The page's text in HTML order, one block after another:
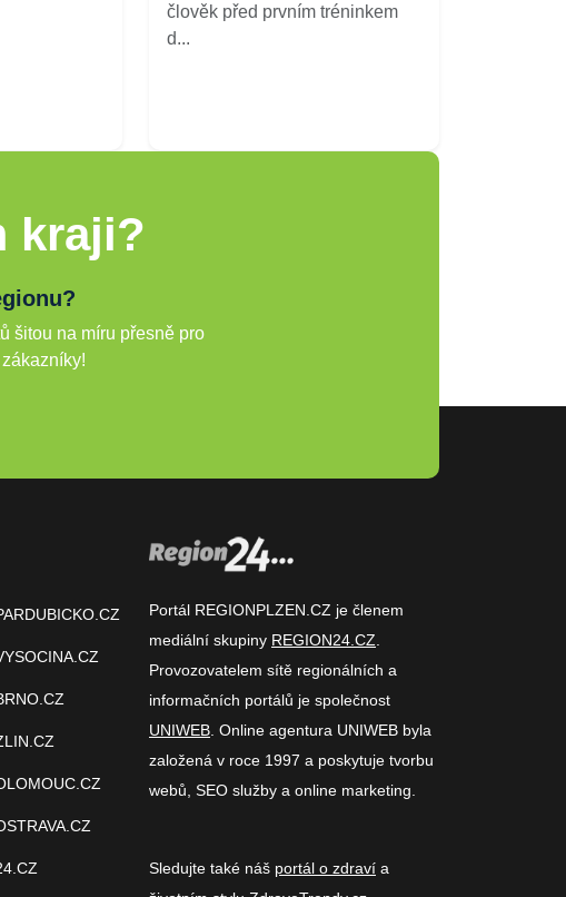
člověk před prvním tréninkem
d...
kraji?
šitou na míru přesně pro
Portál REGIONPLZEN.CZ je členem
mediální skupiny REGION24.CZ
Provozovatelem sítě regionálních a
informačních portálů je společnost
UNIWEB . Online agentura UNIWEB byla
založená v roce 1997 a poskytuje tvorbu
webů, SEO služby a online marketing.
Sledujte také náš portál o zdraví a